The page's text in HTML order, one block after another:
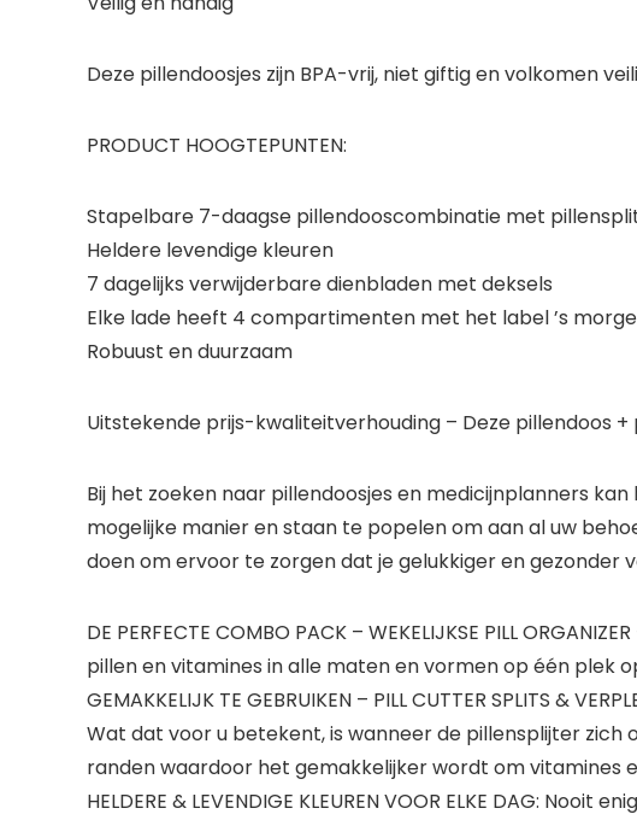
Deze pillendoosjes zijn BPA-vrij, niet giftig en volkomen
PRODUCT HOOGTEPUNTEN:
Stapelbare 7-daagse pillendooscombinatie met
Heldere levendige kleuren
7 dagelijks verwijderbare dienbladen met deksels
Elke lade heeft 4 compartimenten met het label ’s
Robuust en duurzaam
Uitstekende prijs-kwaliteitverhouding – Deze pillendoos
Bij het zoeken naar pillendoosjes en medicijnplanners
mogelijke manier en staan ​​te popelen om aan al uw
doen om ervoor te zorgen dat je gelukkiger en gezonder
DE PERFECTE COMBO PACK – WEKELIJKSE PILL
pillen en vitamines in alle maten en vormen op één plek
GEMAKKELIJK TE GEBRUIKEN – PILL CUTTER SPLITS &
Wat dat voor u betekent, is wanneer de pillensplijter zich
randen waardoor het gemakkelijker wordt om vitamines
HELDERE & LEVENDIGE KLEUREN VOOR ELKE DAG: